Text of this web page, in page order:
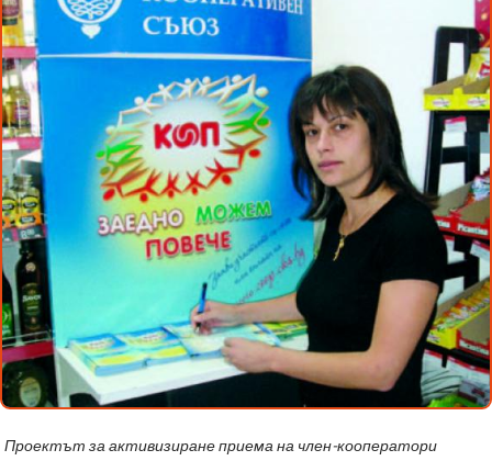
Проектът за активизиране приема на член-кооператори